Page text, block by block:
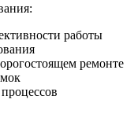
работы
ремонте